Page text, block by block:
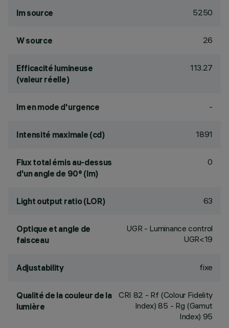
lm source 5250
W source 26
Efficacité lumineuse
(valeur réelle)
113.27
lm en mode d'urgence -
Intensité maximale (cd) 1891
Flux total émis au-dessus
d'un angle de 90° (lm)
0
Light output ratio (LOR) 63
Optique et angle de
faisceau
UGR - Luminance control
UGR<19
Adjustability fixe
Qualité de la couleur de la
lumière
CRI 82 - Rf (Colour Fidelity
Index) 85 - Rg (Gamut
Index) 95